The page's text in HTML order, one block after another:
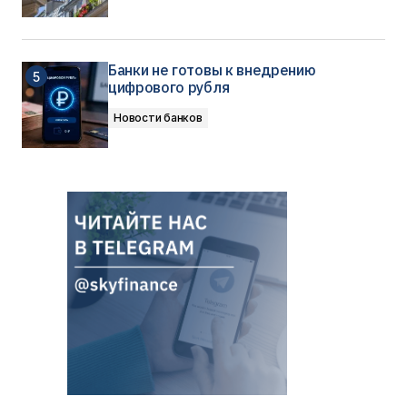
Банки не готовы к внедрению
цифрового рубля
Новости банков